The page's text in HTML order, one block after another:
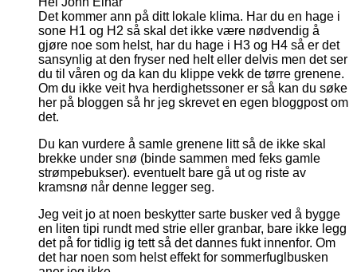
Det kommer ann på ditt lokale klima. Har du en hage i
sone H1 og H2 så skal det ikke være nødvendig å
gjøre noe som helst, har du hage i H3 og H4 så er det
sansynlig at den fryser ned helt eller delvis men det ser
du til våren og da kan du klippe vekk de tørre grenene.
Om du ikke veit hva herdighetssoner er så kan du søke
her på bloggen så hr jeg skrevet en egen bloggpost om
det.
Du kan vurdere å samle grenene litt så de ikke skal
brekke under snø (binde sammen med feks gamle
strømpebukser). eventuelt bare gå ut og riste av
kramsnø når denne legger seg.
Jeg veit jo at noen beskytter sarte busker ved å bygge
en liten tipi rundt med strie eller granbar, bare ikke legg
det på for tidlig ig tett så det dannes fukt innenfor. Om
det har noen som helst effekt for sommerfuglbusken